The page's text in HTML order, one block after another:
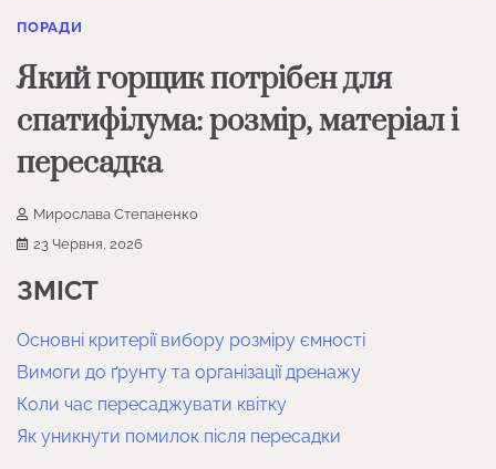
ПОРАДИ
Який горщик потрібен для
спатифілума: розмір, матеріал і
пересадка
Мирослава Степаненко
23 Червня, 2026
ЗМІСТ
Основні критерії вибору розміру ємності
Вимоги до ґрунту та організації дренажу
Коли час пересаджувати квітку
Як уникнути помилок після пересадки